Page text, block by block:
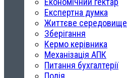
Експертна думка
Життєве середовище
Зберігання
Кермо керівника
Механізація АПК
Питання бухгалтерії
Подія